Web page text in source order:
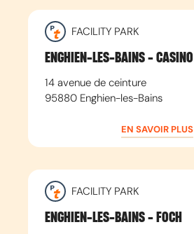
FACILITY PARK
ENGHIEN-LES-BAINS - CASINO
14 avenue de ceinture
95880 Enghien-les-Bains
EN SAVOIR PLUS
FACILITY PARK
ENGHIEN-LES-BAINS - FOCH